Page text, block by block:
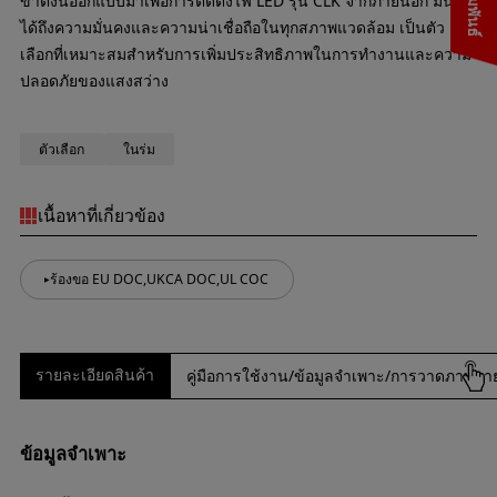
ได้ถึงความมั่นคงและความน่าเชื่อถือในทุกสภาพแวดล้อม เป็นตัว
เลือกที่เหมาะสมสำหรับการเพิ่มประสิทธิภาพในการทำงานและความ
ปลอดภัยของแสงสว่าง
ตัวเลือก ในร่ม
เนื้อหาที่เกี่ยวข้อง
ร้องขอ EU DOC,UKCA DOC,UL COC
รายละเอียดสินค้า คู่มือการใช้งาน/ข้อมูลจำเพาะ/การวาดภาพภ
ข้อมูลจำเพาะ